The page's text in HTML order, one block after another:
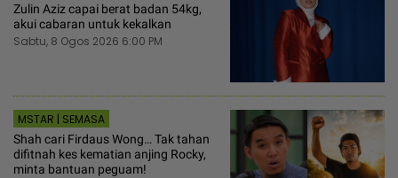
Zulin Aziz capai berat badan 54kg,
akui cabaran untuk kekalkan
Sabtu, 8 Ogos 2026 6:00 PM
MSTAR | SEMASA
Shah cari Firdaus Wong… Tak tahan
difitnah kes kematian anjing Rocky,
minta bantuan peguam!